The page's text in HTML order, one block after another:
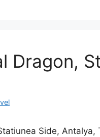
Dragon,
Side,